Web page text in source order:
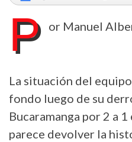
P or Manuel
La situación del
fondo luego de su
Bucaramanga por 2 a
parece devolver la